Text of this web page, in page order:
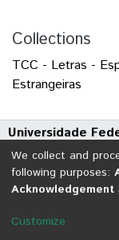
Collections
TCC - Letras -
Estrangeiras
Universidade
Avenida Tarquínio
CEP:
DSpace
We collect and
following purposes:
Customize